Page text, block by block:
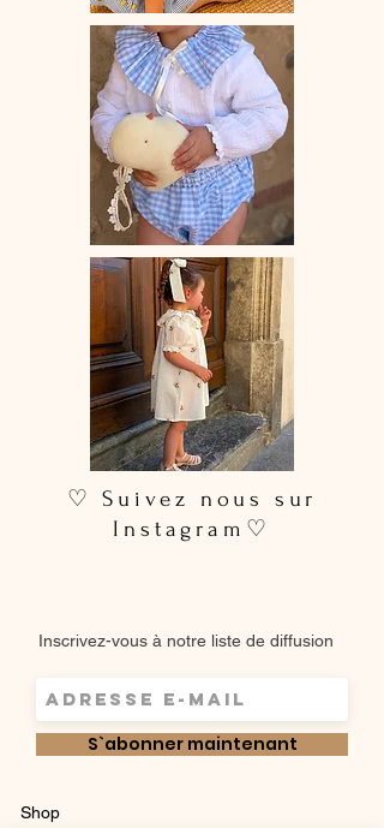
30° max, couleurs similaires, cycle
délicat. Ne pas utilser de sèche-linge.
♡ Suivez nous sur
Instagram♡
Inscrivez-vous à notre liste de diffusion
S`abonner maintenant
Shop